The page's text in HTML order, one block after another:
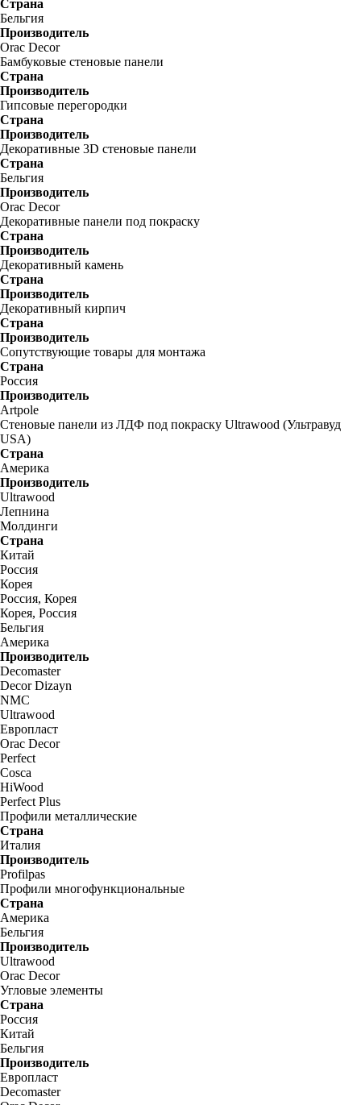
Страна
Бельгия
Производитель
Orac Decor
Бамбуковые стеновые панели
Страна
Производитель
Гипсовые перегородки
Страна
Производитель
Декоративные 3D стеновые панели
Страна
Бельгия
Производитель
Orac Decor
Декоративные панели под покраску
Страна
Производитель
Декоративный камень
Страна
Производитель
Декоративный кирпич
Страна
Производитель
Сопутствующие товары для монтажа
Страна
Россия
Производитель
Artpole
Стеновые панели из ЛДФ под покраску Ultrawood (Ультравуд
USA)
Страна
Америка
Производитель
Ultrawood
Лепнина
Молдинги
Страна
Китай
Россия
Корея
Россия, Корея
Корея, Россия
Бельгия
Америка
Производитель
Decomaster
Decor Dizayn
NMC
Ultrawood
Европласт
Orac Decor
Perfect
Cosca
HiWood
Perfect Plus
Профили металлические
Страна
Италия
Производитель
Profilpas
Профили многофункциональные
Страна
Америка
Бельгия
Производитель
Ultrawood
Orac Decor
Угловые элементы
Страна
Россия
Китай
Бельгия
Производитель
Европласт
Decomaster